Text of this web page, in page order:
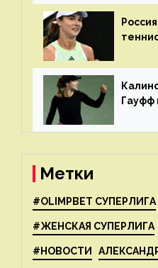
Гауфф
Метки
#OLIMPBET СУПЕРЛИГА
#ЖЕНСКАЯ СУПЕРЛИГА
#НОВОСТИ